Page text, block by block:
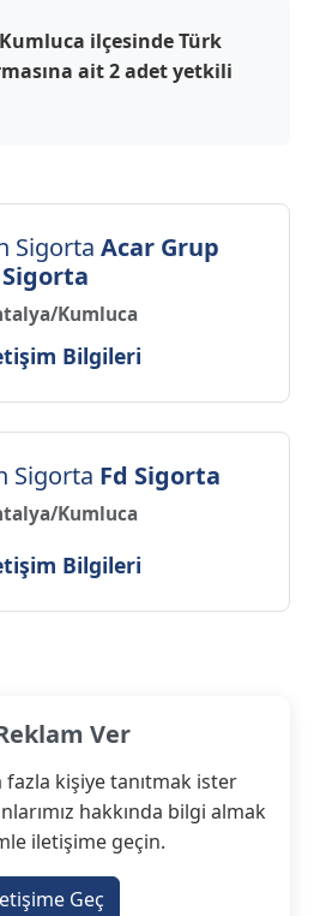
ilçesinde Türk
ait 2 adet yetkili
Sigorta Acar Grup
Sigorta
Kumluca
Bilgileri
Sigorta Fd Sigorta
Kumluca
Bilgileri
Ver
kişiye tanıtmak ister
hakkında bilgi almak
iletişime geçin.
Geç